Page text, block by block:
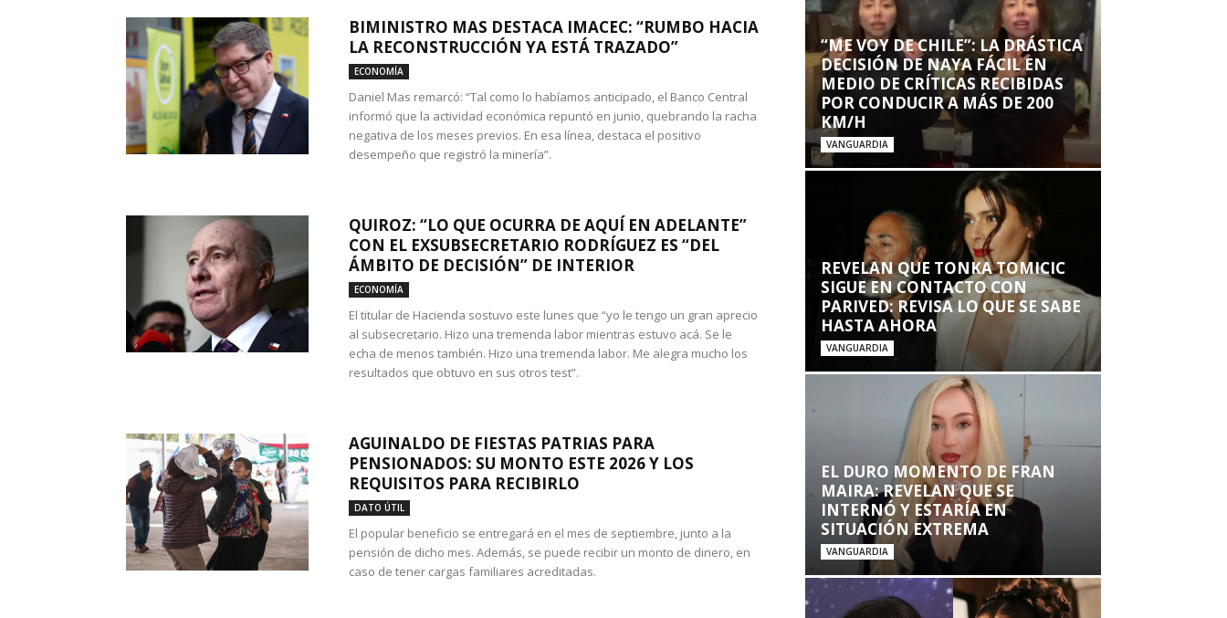
BIMINISTRO MAS DESTACA IMACEC: “RUMBO HACIA
LA RECONSTRUCCIÓN YA ESTÁ TRAZADO”
ECONOMÍA
Daniel Mas remarcó: “Tal como lo habíamos anticipado, el Banco Central
informó que la actividad económica repuntó en junio, quebrando la racha
negativa de los meses previos. En esa línea, destaca el positivo
desempeño que registró la minería”.
QUIROZ: “LO QUE OCURRA DE AQUÍ EN ADELANTE”
CON EL EXSUBSECRETARIO RODRÍGUEZ ES “DEL
ÁMBITO DE DECISIÓN” DE INTERIOR
ECONOMÍA
El titular de Hacienda sostuvo este lunes que “yo le tengo un gran aprecio
al subsecretario. Hizo una tremenda labor mientras estuvo acá. Se le
echa de menos también. Hizo una tremenda labor. Me alegra mucho los
resultados que obtuvo en sus otros test”.
AGUINALDO DE FIESTAS PATRIAS PARA
PENSIONADOS: SU MONTO ESTE 2026 Y LOS
REQUISITOS PARA RECIBIRLO
DATO ÚTIL
El popular beneficio se entregará en el mes de septiembre, junto a la
pensión de dicho mes. Además, se puede recibir un monto de dinero, en
caso de tener cargas familiares acreditadas.
“ME VOY DE CHILE”: LA DRÁSTICA
DECISIÓN DE NAYA FÁCIL EN
MEDIO DE CRÍTICAS RECIBIDAS
POR CONDUCIR A MÁS DE 200
KM/H
VANGUARDIA
REVELAN QUE TONKA TOMICIC
SIGUE EN CONTACTO CON
PARIVED: REVISA LO QUE SE SABE
HASTA AHORA
VANGUARDIA
EL DURO MOMENTO DE FRAN
MAIRA: REVELAN QUE SE
INTERNÓ Y ESTARÍA EN
SITUACIÓN EXTREMA
VANGUARDIA